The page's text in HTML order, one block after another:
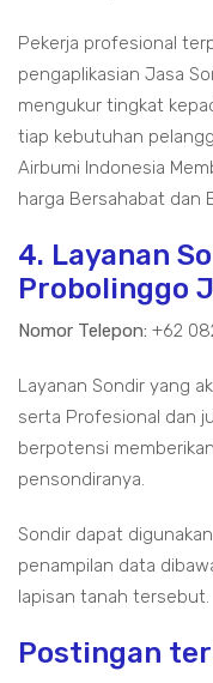
Pekerja profesional
pengaplikasian Jasa
mengukur tingkat
tiap kebutuhan
Airbumi Indonesia
harga Bersahabat dan
4. Layanan
Probolinggo
Nomor Telepon: +62
Layanan Sondir yang
serta Profesional dan
berpotensi
pensondiranya.
Sondir dapat
penampilan data
lapisan tanah tersebut.
Postingan